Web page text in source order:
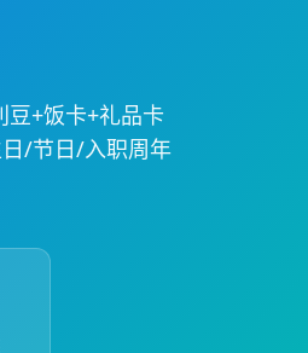
豆+饭卡+礼品卡
/节日/入职周年